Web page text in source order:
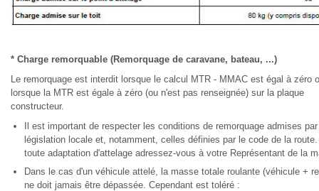
* Charge remorquable (Remorquage de caravane, bateau, ...)
Le remorquage est interdit lorsque le calcul MTR - MMAC est égal à zéro
lorsque la MTR est égale à zéro (ou n'est pas renseignée) sur la plaque
constructeur.
Il est important de respecter les conditions de remorquage admises
législation locale et, notamment, celles définies par le code de la
toute adaptation d'attelage adressez-vous à votre Représentant de la
Dans le cas d'un véhicule attelé, la masse totale roulante (véhicule +
ne doit jamais être dépassée. Cependant est toléré :